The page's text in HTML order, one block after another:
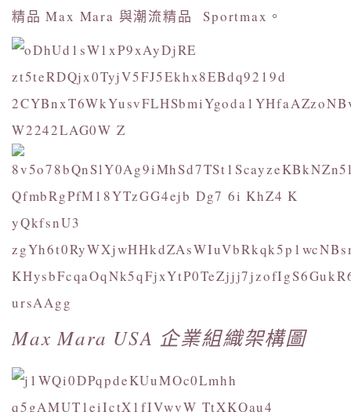
精品 Max Mara 與潮流精品 Sportmax。
Max Mara USA 企業組織架構圖